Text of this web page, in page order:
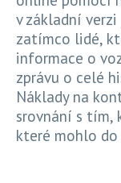
v základní
zatímco lidé,
informace o
zprávu o celé
Náklady na
srovnání s tím,
které mohlo